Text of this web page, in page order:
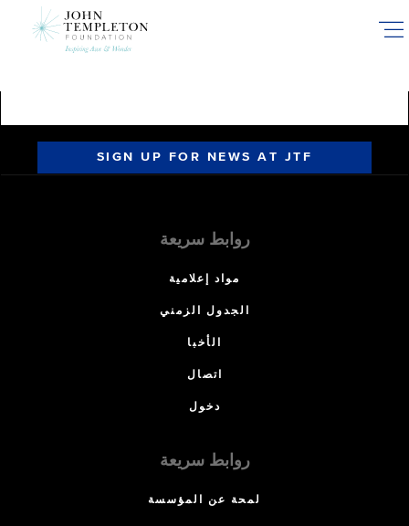
SIGN UP FOR NEWS AT JTF
روابط سريعة
مواد إعلامية
الجدول الزمني
الأخبا
اتصال
دخول
روابط سريعة
لمحة عن المؤسسة